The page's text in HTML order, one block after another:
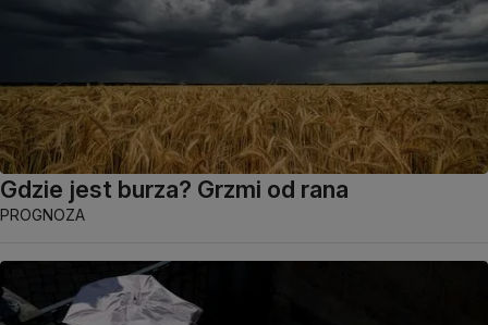
Gdzie jest burza? Grzmi od rana
PROGNOZA